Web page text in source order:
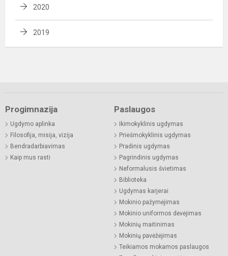
2020
2019
Progimnazija
Ugdymo aplinka
Filosofija, misija, vizija
Bendradarbiavimas
Kaip mus rasti
Paslaugos
Ikimokyklinis ugdymas
Priešmokyklinis ugdymas
Pradinis ugdymas
Pagrindinis ugdymas
Neformalusis švietimas
Biblioteka
Ugdymas karjerai
Mokinio pažymėjimas
Mokinio uniformos dėvėjimas
Mokinių maitinimas
Mokinių pavėžėjimas
Teikiamos mokamos paslaugos